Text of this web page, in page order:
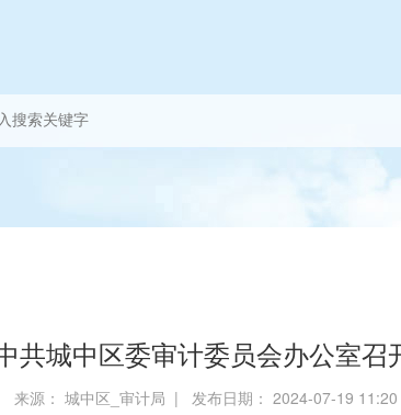
共城中区委审计委员会办公室召
来源： 城中区_审计局 | 发布日期： 2024-07-19